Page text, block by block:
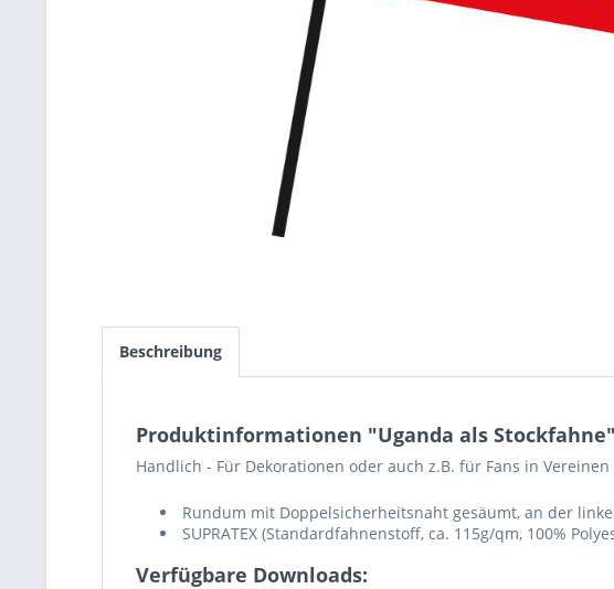
Beschreibung
Produktinformationen "Uganda als Stockfahne"
Handlich - Für Dekorationen oder auch z.B. für Fans in
Rundum mit Doppelsicherheitsnaht gesäumt, an der
SUPRATEX (Standardfahnenstoff, ca. 115g/qm, 100%
Verfügbare Downloads: